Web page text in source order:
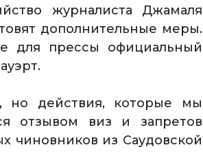
журналиста Джамаля
дополнительные меры.
для прессы официальный
но действия, которые мы
отзывом виз и запретов
чиновников из Саудовской